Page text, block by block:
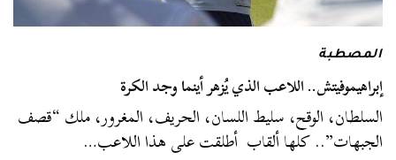
المصطبة
إبراهيموفيتش.. اللاعب الذي يُزهر أينما وجد الكرة
السلطان، الوقح، سليط اللسان، الحريف، المغرور، ملك “قصف
الجبهات”.. كلها ألقاب أطلقت على هذا اللاعب…